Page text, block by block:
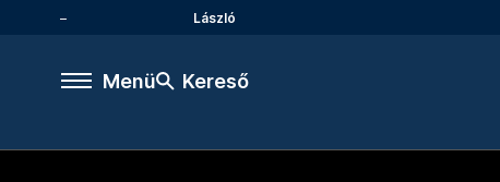
László
Menü Kereső